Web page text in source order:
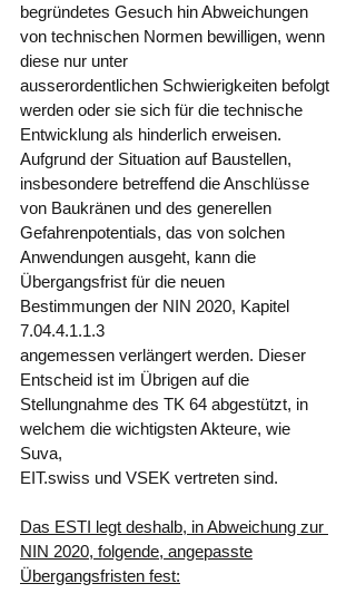
begründetes Gesuch hin Abweichungen
von technischen Normen bewilligen, wenn
diese nur unter
ausserordentlichen Schwierigkeiten befolgt
werden oder sie sich für die technische
Entwicklung als hinderlich erweisen.
Aufgrund der Situation auf Baustellen,
insbesondere betreffend die Anschlüsse
von Baukränen und des generellen
Gefahrenpotentials, das von solchen
Anwendungen ausgeht, kann die
Übergangsfrist für die neuen
Bestimmungen der NIN 2020, Kapitel
7.04.4.1.1.3
angemessen verlängert werden. Dieser
Entscheid ist im Übrigen auf die
Stellungnahme des TK 64 abgestützt, in
welchem die wichtigsten Akteure, wie
Suva,
EIT.swiss und VSEK vertreten sind.
Das ESTI legt deshalb, in Abweichung zur
NIN 2020, folgende, angepasste
Übergangsfristen fest: